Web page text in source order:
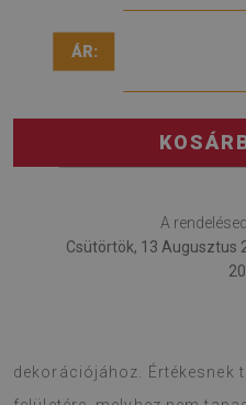
ÁR:
A
Csütörtök, 13 Augusztus
dekorációjához. Értékesnek